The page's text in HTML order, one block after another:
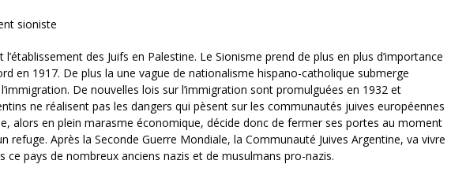
sioniste
des Juifs en Palestine. Le Sionisme prend de plus en plus d’importance
en 1917. De plus la une vague de nationalisme hispano-catholique submerge
De nouvelles lois sur l’immigration sont promulguées en 1932 et
ne réalisent pas les dangers qui pèsent sur les communautés juives européennes
alors en plein marasme économique, décide donc de fermer ses portes au moment
refuge. Après la Seconde Guerre Mondiale, la Communauté Juives Argentine, va vivre
ce pays de nombreux anciens nazis et de musulmans pro-nazis.